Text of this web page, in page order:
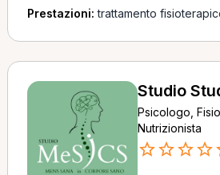
Prestazioni:trattamento
Studio
Psicologo,
Nutrizionista